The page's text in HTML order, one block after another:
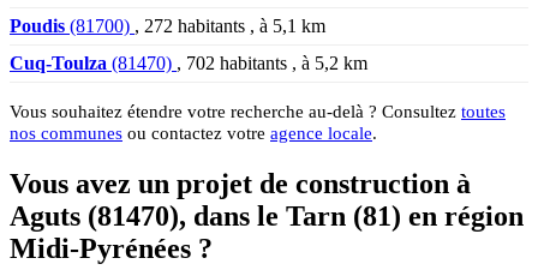
Poudis (81700) , 272 habitants , à 5,1 km
Cuq-Toulza (81470) , 702 habitants , à 5,2 km
Vous souhaitez étendre votre recherche au-delà ? Consultez toutes
nos communes ou contactez votre agence locale.
Vous avez un projet de construction à
Aguts (81470), dans le Tarn (81) en région
Midi-Pyrénées ?